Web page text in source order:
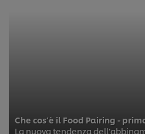
Che cos’è il Food Pairing -
La nuova tendenza